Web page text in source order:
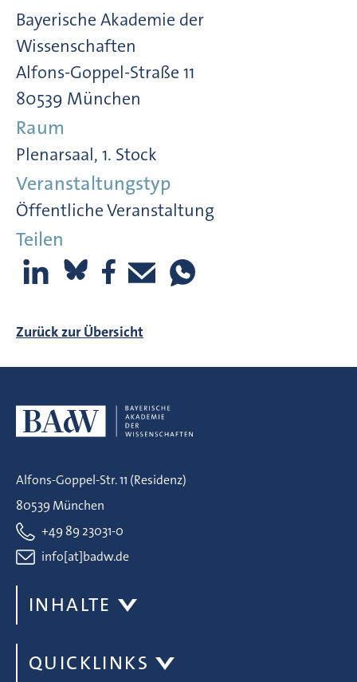
Bayerische Akademie der
Wissenschaften
Alfons-Goppel-Straße 11
80539 München
Raum
Plenarsaal, 1. Stock
Veranstaltungstyp
Öffentliche Veranstaltung
Teilen
Zurück zur Übersicht
Alfons-Goppel-Str. 11 (Residenz)
80539 München
+49 89 23031-0
info[at]badw.de
INHALTE
QUICKLINKS